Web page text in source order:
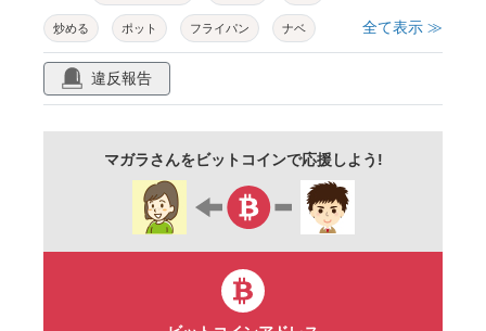
炒める ポット フライパン ナベ
沸騰 片手鍋
クッキング 鍋 煮物 調理器具
全て表示 ≫
違反報告
マガラさんをビットコインで応援しよう!